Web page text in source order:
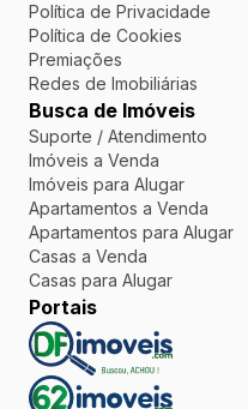
Política de Privacidade
Política de Cookies
Premiações
Redes de Imobiliárias
Busca de Imóveis
Suporte / Atendimento
Imóveis a Venda
Imóveis para Alugar
Apartamentos a Venda
Apartamentos para Alugar
Casas a Venda
Casas para Alugar
Portais